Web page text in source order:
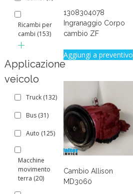
1308304078
Ingranaggio Corpo
cambio ZF
Aggiungi a preventivo
Cambio Allison
MD3060
Ricambi per
cambi (153)
Applicazione
veicolo
Truck (132)
Bus (31)
Auto (125)
Macchine
movimento
terra (20)